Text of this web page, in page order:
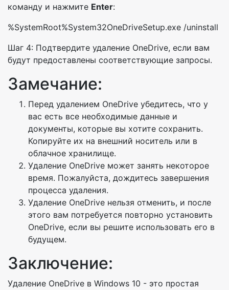
команду и нажмите Enter:
%SystemRoot%System32OneDriveSetup.exe /uninstall
Шаг 4: Подтвердите удаление OneDrive, если вам
будут предоставлены соответствующие запросы.
Замечание:
Перед удалением OneDrive убедитесь, что у
вас есть все необходимые данные и
документы, которые вы хотите сохранить.
Копируйте их на внешний носитель или в
облачное хранилище.
Удаление OneDrive может занять некоторое
время. Пожалуйста, дождитесь завершения
процесса удаления.
Удаление OneDrive нельзя отменить, и после
этого вам потребуется повторно установить
OneDrive, если вы решите использовать его в
будущем.
Заключение:
Удаление OneDrive в Windows 10 - это простая